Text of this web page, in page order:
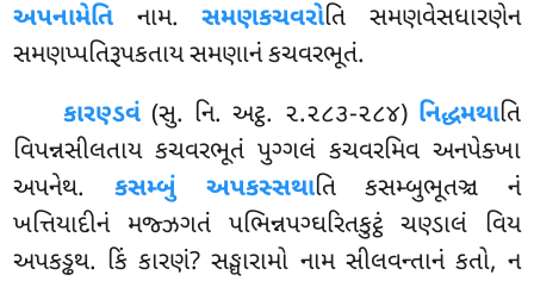
અપનામેતિ નામ.સમણકચવરોતિ સમણવેસધારણેન
સમણપ્પતિરૂપકતાય સમણાનં કચવરભૂતં.
કારણ્ડવં (સુ. નિ. અટ્ઠ. ૨.૨૮૩-૨૮૪) નિદ્ધમથાતિ
વિપન્નસીલતાય કચવરભૂતં પુગ્ગલં કચવરમિવ અનપેક્ખા
અપનેથ. કસમ્બું અપકસ્સથાતિ કસમ્બુભૂતઞ્ચ નં
ખત્તિયાદીનં મજ્ઝગતં પભિન્નપગ્ઘરિતકુટ્ઠં ચણ્ડાલં વિય
અપકડ્ઢથ. કિં કારણં? સઙ્ઘારામો નામ સીલવન્તાનં કતો, ન